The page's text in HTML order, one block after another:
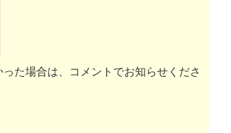
た場合は、コメントでお知らせくださ